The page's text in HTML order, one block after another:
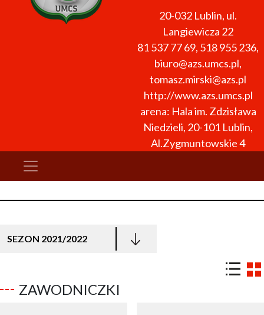
20-032 Lublin, ul.
Langiewicza 22
81 537 77 69, 518 955 236,
biuro@azs.umcs.pl,
tomasz.mirski@azs.pl
http://www.azs.umcs.pl
arena: Hala im. Zdzisława
Niedzieli, 20-101 Lublin,
Al.Zygmuntowskie 4
SEZON 2021/2022
ZAWODNICZKI